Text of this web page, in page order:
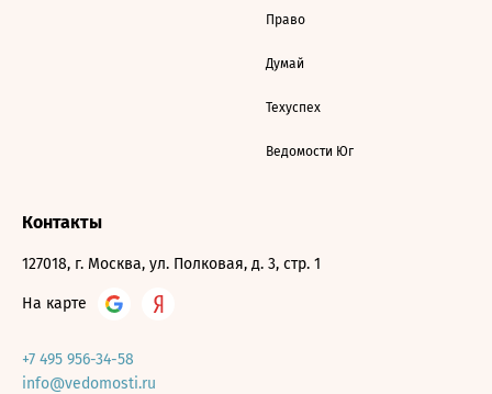
Право
Думай
Техуспех
Ведомости Юг
Контакты
127018, г. Москва, ул. Полковая, д. 3, стр. 1
На карте
+7 495 956-34-58
info@vedomosti.ru